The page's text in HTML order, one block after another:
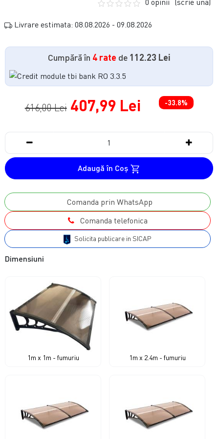
Livrare estimata: 08.08.2026 - 09.08.2026
Cumpără în 4 rate de 112.23 Lei
616,00 Lei 407,99 Lei -33.8%
Adaugă în Coş
Comanda prin WhatsApp
Comanda telefonica
Solicita publicare in SICAP
Dimensiuni
1m x 1m - fumuriu 1m x 2.4m - fumuriu